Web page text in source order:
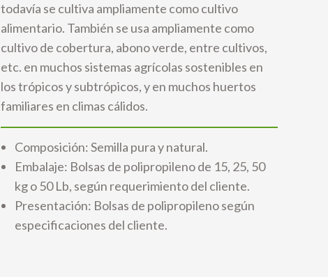
todavía se cultiva ampliamente como cultivo
alimentario. También se usa ampliamente como
cultivo de cobertura, abono verde, entre cultivos,
etc. en muchos sistemas agrícolas sostenibles en
los trópicos y subtrópicos, y en muchos huertos
familiares en climas cálidos.
Composición: Semilla pura y natural.
Embalaje: Bolsas de polipropileno de 15, 25, 50
kg o 50 Lb, según requerimiento del cliente.
Presentación: Bolsas de polipropileno según
especificaciones del cliente.